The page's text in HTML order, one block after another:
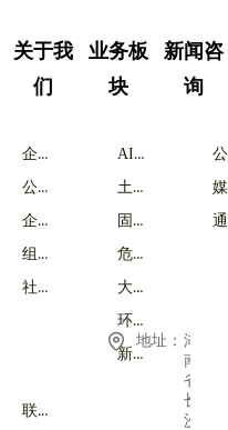
业务板
块
地址： 湖
南
省
长
沙
企业简介
公司战略
企业荣耀
组织架构
社会责任
关于我
们
AI智能体
土壤修复
固废处理
危废处置
大气治理
环境咨询
新能源
新闻咨
询
联系永清